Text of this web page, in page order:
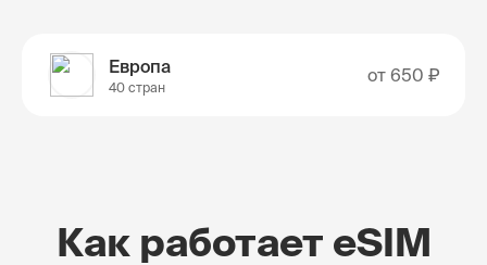
Европа
40 стран
от 650 ₽
Как работает eSIM